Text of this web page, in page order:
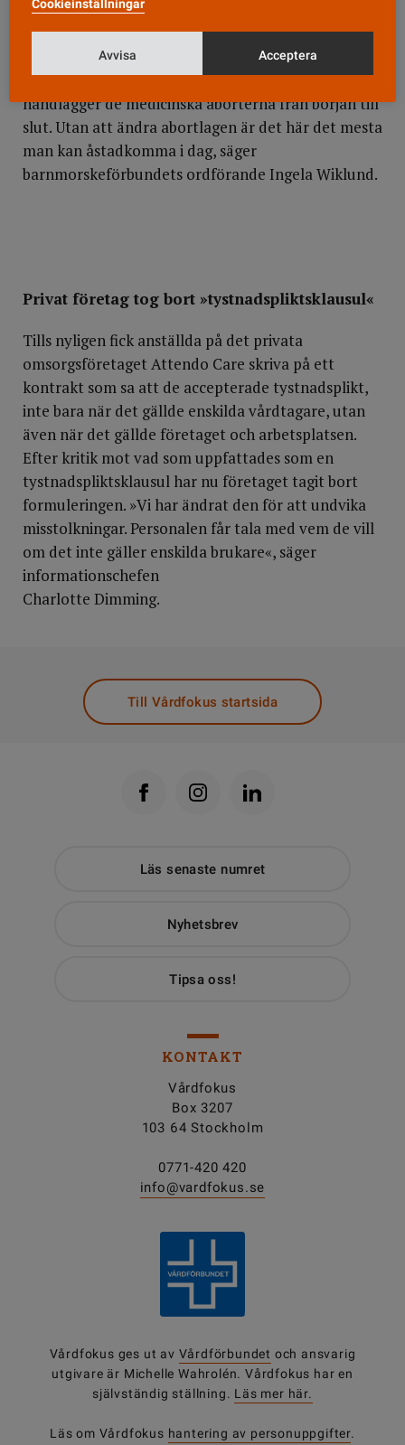
positiv till Socialstyrelsens rapport.
– Den pekar på hur praxis bör vara och säger att
verksamhetscheferna kan organisera
abortverksamheten så att barnmorskorna
handlägger de medicinska aborterna från början till
slut. Utan att ändra abortlagen är det här det mesta
man kan åstadkomma i dag, säger
barnmorskeförbundets ordförande Ingela Wiklund.
Privat företag tog bort »tystnadspliktsklausul«
Tills nyligen fick anställda på det privata
omsorgsföretaget Attendo Care skriva på ett
kontrakt som sa att de accepterade tystnadsplikt,
inte bara när det gällde enskilda vårdtagare, utan
även när det gällde företaget och arbetsplatsen.
Efter kritik mot vad som uppfattades som en
tystnadspliktsklausul har nu företaget tagit bort
formuleringen. »Vi har ändrat den för att undvika
misstolkningar. Personalen får tala med vem de vill
om det inte gäller enskilda brukare«, säger
informationschefen
Charlotte Dimming.
Till Vårdfokus startsida
Läs senaste numret
Nyhetsbrev
Tipsa oss!
KONTAKT
Vårdfokus
Box 3207
103 64 Stockholm
0771-420 420
info@vardfokus.se
Vårdfokus ges ut av Vårdförbundet och ansvarig
utgivare är Michelle Wahrolén. Vårdfokus har en
självständig ställning. Läs mer här.
Läs om Vårdfokus hantering av personuppgifter.
Cookieinställningar
Avvisa Acceptera